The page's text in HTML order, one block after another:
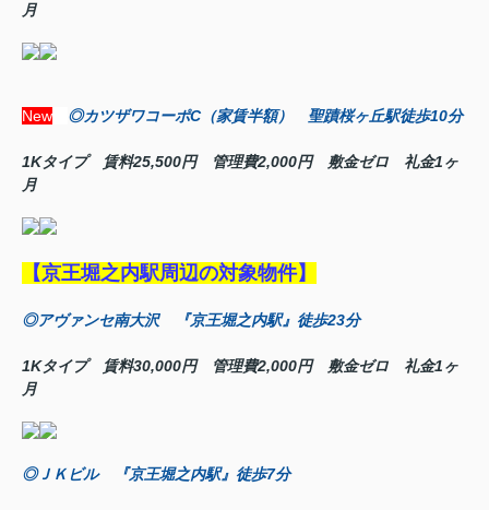
月
New ◎カツザワコーポC（家賃半額） 聖蹟桜ヶ丘駅徒歩10分
1Kタイプ 賃料25,500円 管理費2,000円 敷金ゼロ 礼金1ヶ
月
【京王堀之内駅周辺の対象物件】
◎アヴァンセ南大沢 『京王堀之内駅』徒歩23分
1Kタイプ 賃料30,000円 管理費2,000円 敷金ゼロ 礼金1ヶ
月
◎ＪＫビル 『京王堀之内駅』徒歩7分